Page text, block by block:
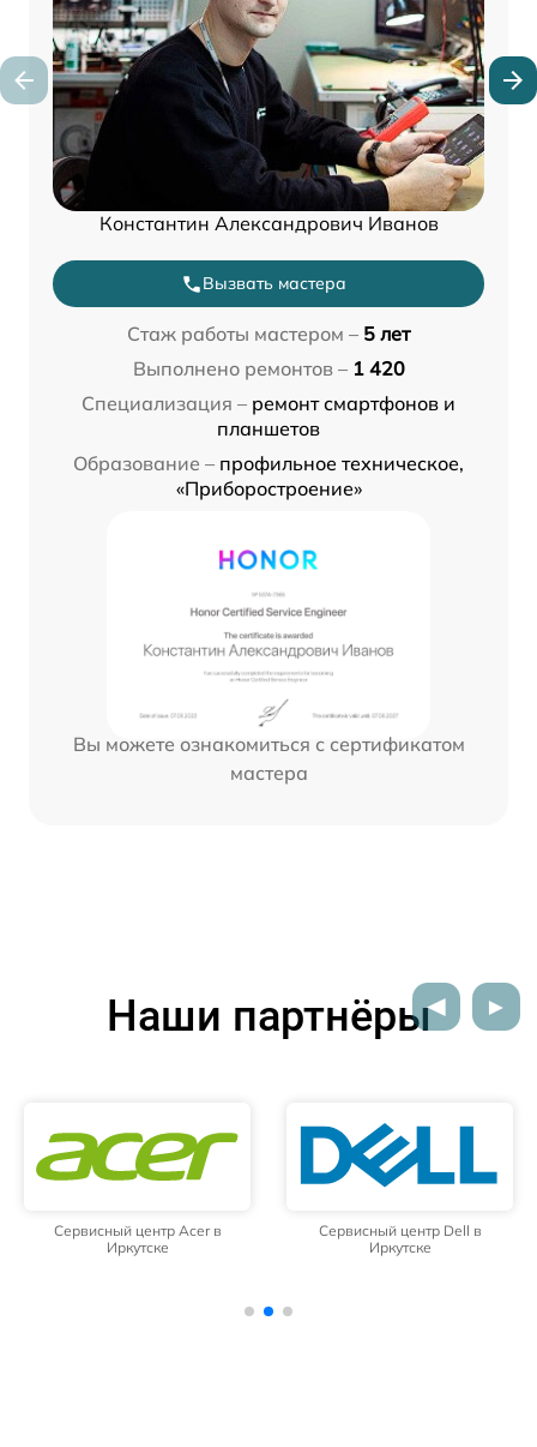
Константин Александрович Иванов
Вызвать мастера
Стаж работы мастером – 5 лет
Выполнено ремонтов – 1 420
Специализация – ремонт смартфонов и
планшетов
Образование – профильное техническое,
«Приборостроение»
Вы можете ознакомиться с сертификатом
мастера
Наши партнёры
Сервисный центр Acer в
Иркутске
Сервисный центр Dell в
Иркутске